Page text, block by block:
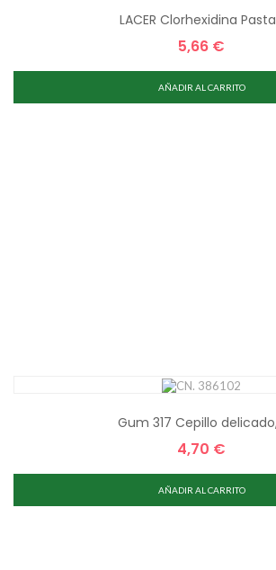
LACER Clorhexidina
Precio
5,66 €
AÑADIR AL CARRITO
Gum 317 Cepillo
Precio
4,70 €
AÑADIR AL CARRITO